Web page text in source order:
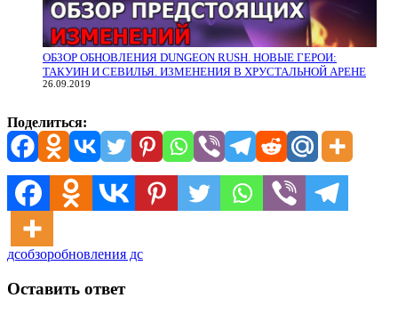
ОБЗОР ОБНОВЛЕНИЯ DUNGEON RUSH. НОВЫЕ ГЕРОИ:
ТАКУИН И СЕВИЛЬЯ. ИЗМЕНЕНИЯ В ХРУСТАЛЬНОЙ АРЕНЕ
26.09.2019
Поделиться:
дсобзоробновления дс
Оставить ответ